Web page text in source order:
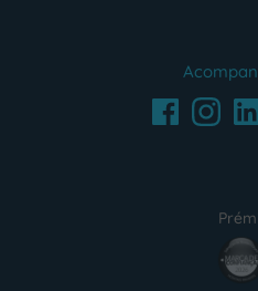
FacebookInstagram
award4